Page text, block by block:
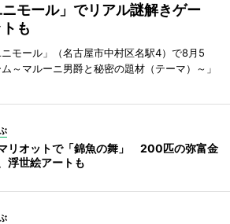
モール」でリアル謎解きゲー
も
モール」（名古屋市中村区名駅4）で8月5
～マルーニ男爵と秘密の題材（テーマ）～」
リオットで「錦魚の舞」 200匹の弥富金
浮世絵アートも